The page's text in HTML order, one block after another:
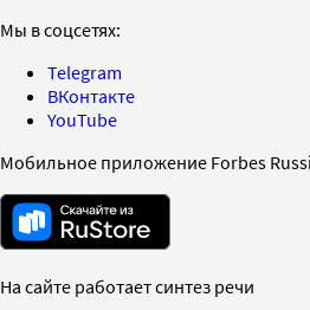
Мы в соцсетях:
Telegram
ВКонтакте
YouTube
Мобильное приложение Forbes
На сайте работает синтез речи